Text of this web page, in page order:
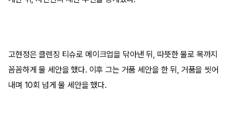
고현정은 클렌징 티슈로 메이크업을 닦아낸 뒤, 따뜻한 물로 목까지
꼼꼼하게 물 세안을 했다. 이후 그는 거품 세안을 한 뒤, 거품을 씻어
내며 10회 넘게 물 세안을 했다.